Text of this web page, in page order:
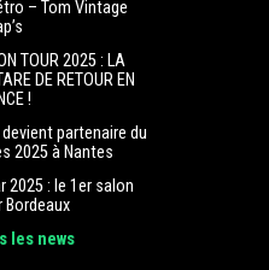
– Tom Vintage
TOUR 2025 : LA
DE RETOUR EN
!
partenaire du
2025 à Nantes
2025 : le 1er salon
Bordeaux
les news